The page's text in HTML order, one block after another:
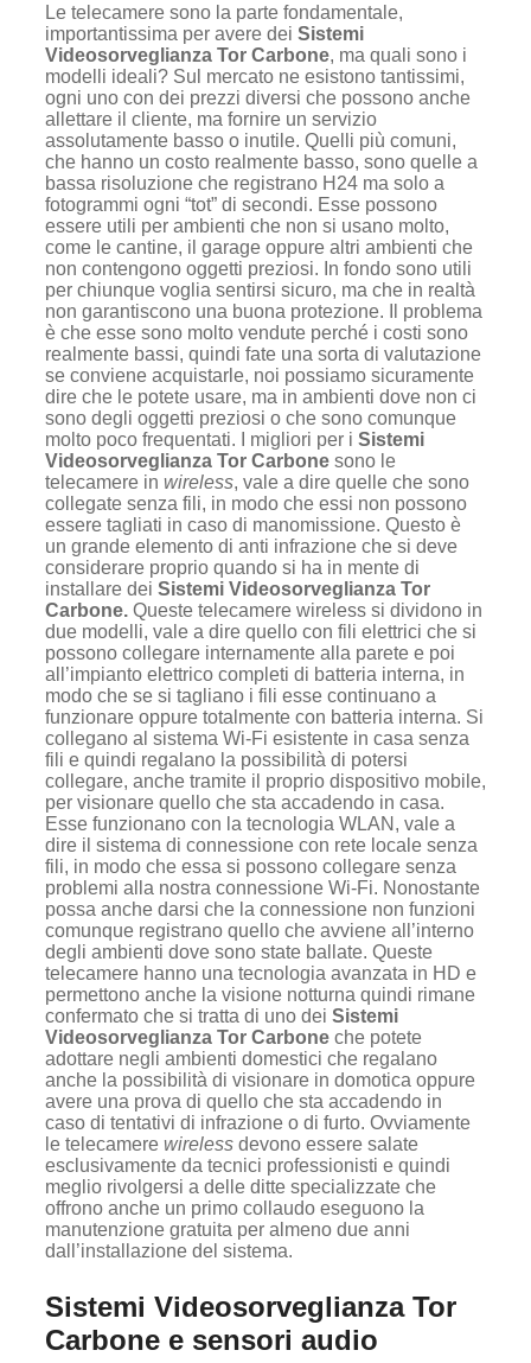
Le telecamere sono la parte fondamentale,
importantissima per avere dei Sistemi
Videosorveglianza Tor Carbone, ma quali sono i
modelli ideali? Sul mercato ne esistono tantissimi,
ogni uno con dei prezzi diversi che possono anche
allettare il cliente, ma fornire un servizio
assolutamente basso o inutile. Quelli più comuni,
che hanno un costo realmente basso, sono quelle a
bassa risoluzione che registrano H24 ma solo a
fotogrammi ogni “tot” di secondi. Esse possono
essere utili per ambienti che non si usano molto,
come le cantine, il garage oppure altri ambienti che
non contengono oggetti preziosi. In fondo sono utili
per chiunque voglia sentirsi sicuro, ma che in realtà
non garantiscono una buona protezione. Il problema
è che esse sono molto vendute perché i costi sono
realmente bassi, quindi fate una sorta di valutazione
se conviene acquistarle, noi possiamo sicuramente
dire che le potete usare, ma in ambienti dove non ci
sono degli oggetti preziosi o che sono comunque
molto poco frequentati. I migliori per i Sistemi
Videosorveglianza Tor Carbone sono le
telecamere in wireless, vale a dire quelle che sono
collegate senza fili, in modo che essi non possono
essere tagliati in caso di manomissione. Questo è
un grande elemento di anti infrazione che si deve
considerare proprio quando si ha in mente di
installare dei Sistemi Videosorveglianza Tor
Carbone. Queste telecamere wireless si dividono in
due modelli, vale a dire quello con fili elettrici che si
possono collegare internamente alla parete e poi
all’impianto elettrico completi di batteria interna, in
modo che se si tagliano i fili esse continuano a
funzionare oppure totalmente con batteria interna. Si
collegano al sistema Wi-Fi esistente in casa senza
fili e quindi regalano la possibilità di potersi
collegare, anche tramite il proprio dispositivo mobile,
per visionare quello che sta accadendo in casa.
Esse funzionano con la tecnologia WLAN, vale a
dire il sistema di connessione con rete locale senza
fili, in modo che essa si possono collegare senza
problemi alla nostra connessione Wi-Fi. Nonostante
possa anche darsi che la connessione non funzioni
comunque registrano quello che avviene all’interno
degli ambienti dove sono state ballate. Queste
telecamere hanno una tecnologia avanzata in HD e
permettono anche la visione notturna quindi rimane
confermato che si tratta di uno dei Sistemi
Videosorveglianza Tor Carbone che potete
adottare negli ambienti domestici che regalano
anche la possibilità di visionare in domotica oppure
avere una prova di quello che sta accadendo in
caso di tentativi di infrazione o di furto. Ovviamente
le telecamere wireless devono essere salate
esclusivamente da tecnici professionisti e quindi
meglio rivolgersi a delle ditte specializzate che
offrono anche un primo collaudo eseguono la
manutenzione gratuita per almeno due anni
dall’installazione del sistema.
Sistemi Videosorveglianza Tor
Carbone e sensori audio